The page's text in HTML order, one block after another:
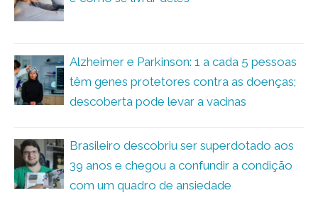
Alzheimer e Parkinson: 1 a cada 5 pessoas
têm genes protetores contra as doenças;
descoberta pode levar a vacinas
Brasileiro descobriu ser superdotado aos
39 anos e chegou a confundir a condição
com um quadro de ansiedade